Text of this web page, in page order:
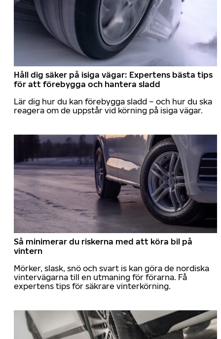
Håll dig säker på isiga vägar: Expertens bästa tips
för att förebygga och hantera sladd
Lär dig hur du kan förebygga sladd – och hur du ska
reagera om de uppstår vid körning på isiga vägar.
Så minimerar du riskerna med att köra bil på
vintern
Mörker, slask, snö och svart is kan göra de nordiska
vintervägarna till en utmaning för förarna. Få
expertens tips för säkrare vinterkörning.